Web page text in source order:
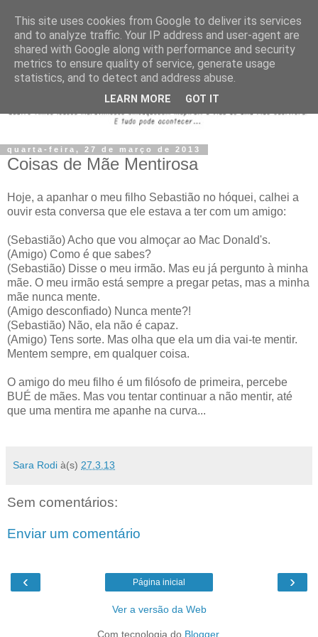
quarta-feira, 27 de março de 2013
Coisas de Mãe Mentirosa
Hoje, a apanhar o meu filho Sebastião no hóquei, calhei a
ouvir esta conversa que ele estava a ter com um amigo:
(Sebastião) Acho que vou almoçar ao Mac Donald's.
(Amigo) Como é que sabes?
(Sebastião) Disse o meu irmão. Mas eu já pergunto à minha
mãe. O meu irmão está sempre a pregar petas, mas a minha
mãe nunca mente.
(Amigo desconfiado) Nunca mente?!
(Sebastião) Não, ela não é capaz.
(Amigo) Tens sorte. Mas olha que ela um dia vai-te mentir.
Mentem sempre, em qualquer coisa.
O amigo do meu filho é um filósofo de primeira, percebe
BUÉ de mães. Mas vou tentar continuar a não mentir, até
que uma mentira me apanhe na curva...
Sara Rodi à(s) 27.3.13
Sem comentários:
Enviar um comentário
‹ ›
Página inicial
Ver a versão da Web
Com tecnologia do Blogger.
This site uses cookies from Google to deliver its services
and to analyze traffic. Your IP address and user-agent are
shared with Google along with performance and security
metrics to ensure quality of service, generate usage
statistics, and to detect and address abuse.
LEARN MORE GOT IT